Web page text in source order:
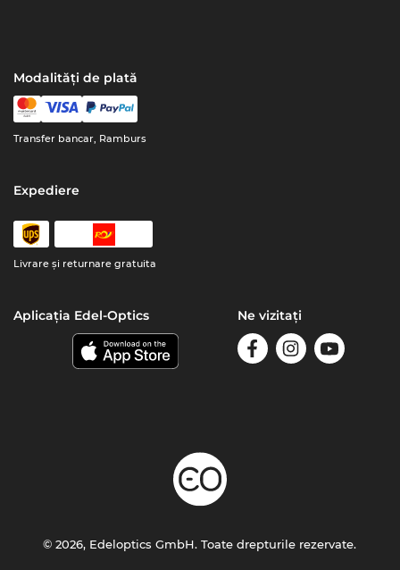
Modalități de plată
Transfer bancar, Ramburs
Expediere
Livrare şi returnare gratuita
Aplicația Edel-Optics Ne vizitați
© 2026, Edeloptics GmbH. Toate drepturile rezervate.